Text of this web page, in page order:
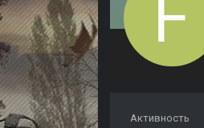
Активность